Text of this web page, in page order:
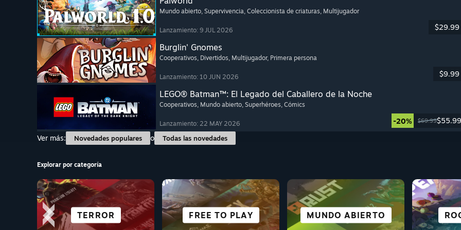
Mundo abierto, Supervivencia, Coleccionista de criaturas, Multijugador
Lanzamiento: 9 JUL 2026 $29.99
Burglin' Gnomes
Cooperativos, Divertidos, Multijugador, Primera persona
Lanzamiento: 10 JUN 2026 $9.99
LEGO® Batman™: El Legado del Caballero de la Noche
Cooperativos, Mundo abierto, Superhéroes, Cómics
Lanzamiento: 22 MAY 2026 -20% $69.99$55.99
Ver más:
Novedades populares o Todas las novedades
Explorar por categoría
TERROR FREE TO PLAY MUNDO ABIERTO
LUCHA SIMULADORES ESTRATEGIA
COOPERATIVOS
TODOS LOS
DEPORTES
BUENA TRAMA
AVENTURA NOVELAS VISUALES
CIENCIA FICCIÓN Y
CYBERPUNKS